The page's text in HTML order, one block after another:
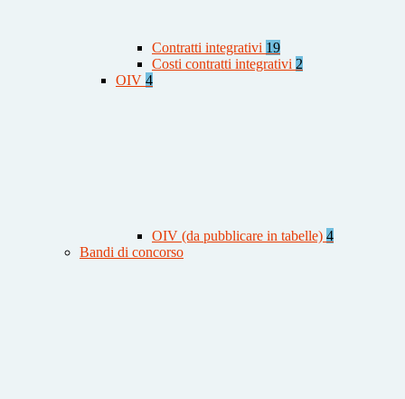
Contratti integrativi 19
Costi contratti integrativi 2
OIV 4
OIV (da pubblicare in tabelle) 4
Bandi di concorso